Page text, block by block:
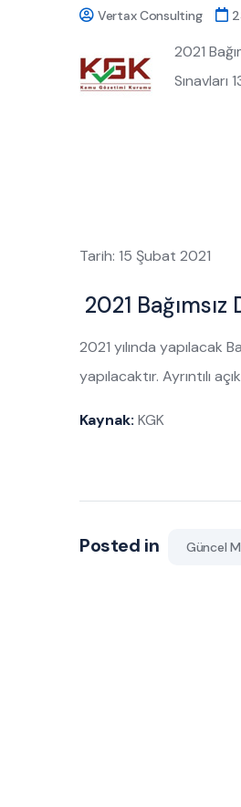
Vertax Consulting
2021
Sınavları
Tarih: 15 Şubat 2021
2021
2021 yılında yapılacak
yapılacaktır. Ayrıntılı
Kaynak: KGK
Posted in Güncel